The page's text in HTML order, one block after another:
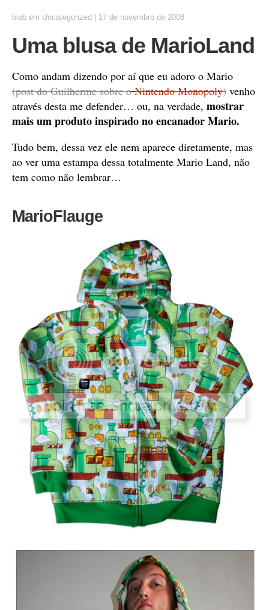
biab em Uncategorized 17 de novembro de 2008
Uma blusa de MarioLand
Como andam dizendo por aí que eu adoro o Mario
(post do Guilherme sobre o Nintendo Monopoly) venho
através desta me defender… ou, na verdade, mostrar
mais um produto inspirado no encanador Mario.
Tudo bem, dessa vez ele nem aparece diretamente, mas
ao ver uma estampa dessa totalmente Mario Land, não
tem como não lembrar…
MarioFlauge